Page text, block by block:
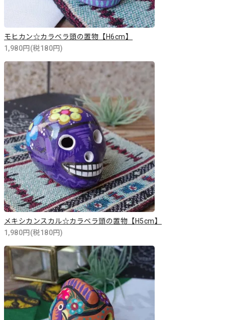
モヒカン☆カラベラ頭の置物【H6cm】
1,980円(税180円)
メキシカンスカル☆カラベラ頭の置物【H5cm】
1,980円(税180円)